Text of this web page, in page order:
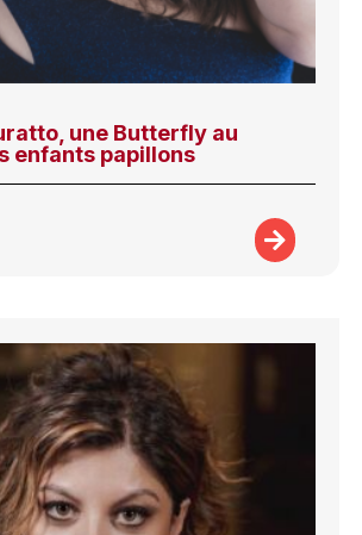
une Butterfly au
enfants papillons